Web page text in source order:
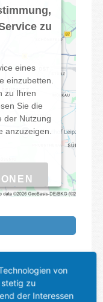
zu
eines
einzubetten.
zu Ihren
Sie die
der Nutzung
anzuzeigen.
von
stetig zu
der Interessen